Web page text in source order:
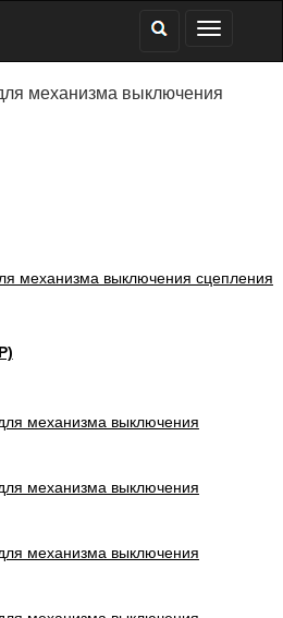
механизма выключения